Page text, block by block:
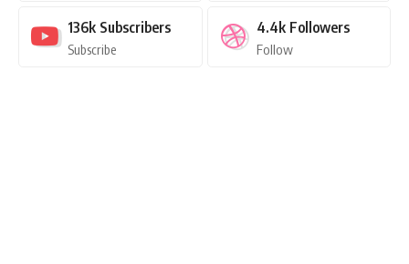
136k Subscribers
Subscribe
4.4k Followers
Follow